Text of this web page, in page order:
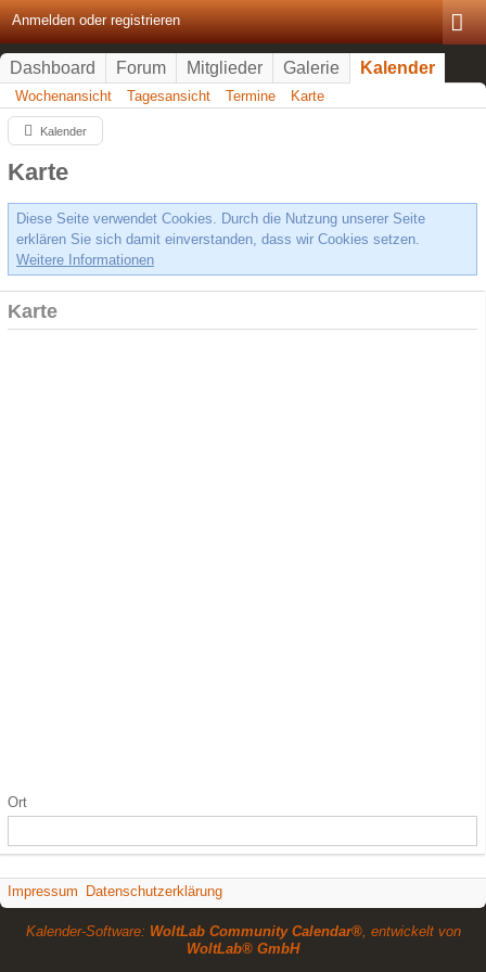
Anmelden oder registrieren
Dashboard Forum Mitglieder Galerie Kalender
Wochenansicht Tagesansicht Termine Karte
Kalender
Karte
Diese Seite verwendet Cookies. Durch die Nutzung unserer Seite
erklären Sie sich damit einverstanden, dass wir Cookies setzen.
Weitere Informationen
Karte
Ort
Impressum Datenschutzerklärung
Kalender-Software: WoltLab Community Calendar®, entwickelt von
WoltLab® GmbH